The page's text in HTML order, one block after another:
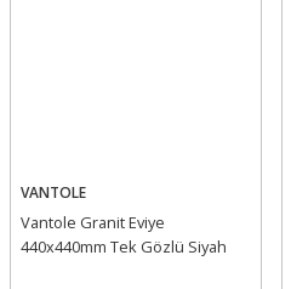
VANTOLE
Vantole Granit Eviye
440x440mm Tek Gözlü Siyah